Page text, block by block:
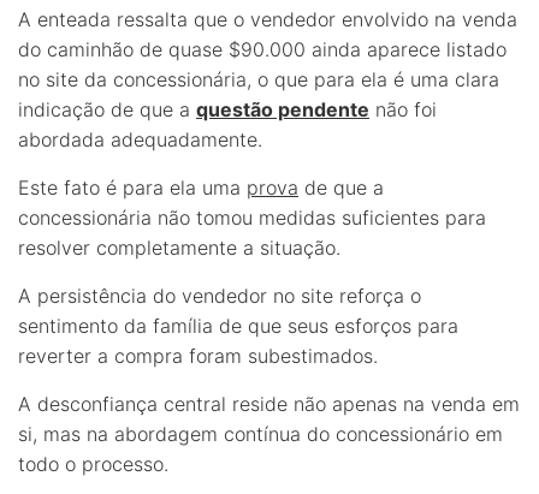
A enteada ressalta que o vendedor envolvido na venda
do caminhão de quase $90.000 ainda aparece listado
no site da concessionária, o que para ela é uma clara
indicação de que a questão pendente não foi
abordada adequadamente.
Este fato é para ela uma prova de que a
concessionária não tomou medidas suficientes para
resolver completamente a situação.
A persistência do vendedor no site reforça o
sentimento da família de que seus esforços para
reverter a compra foram subestimados.
A desconfiança central reside não apenas na venda em
si, mas na abordagem contínua do concessionário em
todo o processo.